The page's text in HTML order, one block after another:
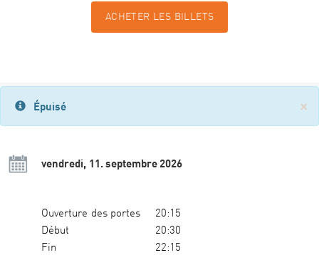
ACHETER LES BILLETS
×
Épuisé
vendredi, 11. septembre 2026
Ouverture des portes
20:15
Début
20:30
Fin
22:15